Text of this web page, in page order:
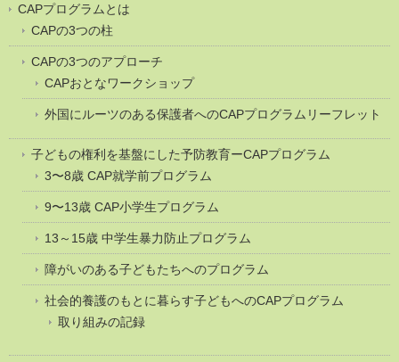
CAPプログラムとは
CAPの3つの柱
CAPの3つのアプローチ
CAPおとなワークショップ
外国にルーツのある保護者へのCAPプログラムリーフレット
子どもの権利を基盤にした予防教育ーCAPプログラム
3〜8歳 CAP就学前プログラム
9〜13歳 CAP小学生プログラム
13～15歳 中学生暴力防止プログラム
障がいのある子どもたちへのプログラム
社会的養護のもとに暮らす子どもへのCAPプログラム
取り組みの記録